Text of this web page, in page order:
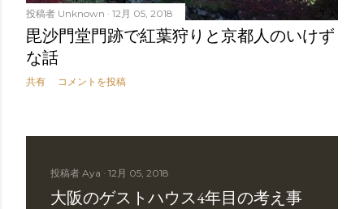
投稿者 Unknown 12月 05, 2018
毘沙門堂門跡で紅葉狩りと京都人のいけず
な話
共有 コメントを投稿
投稿者 Aya 12月 05, 2018
大阪のゲストハウス4年目の考え事